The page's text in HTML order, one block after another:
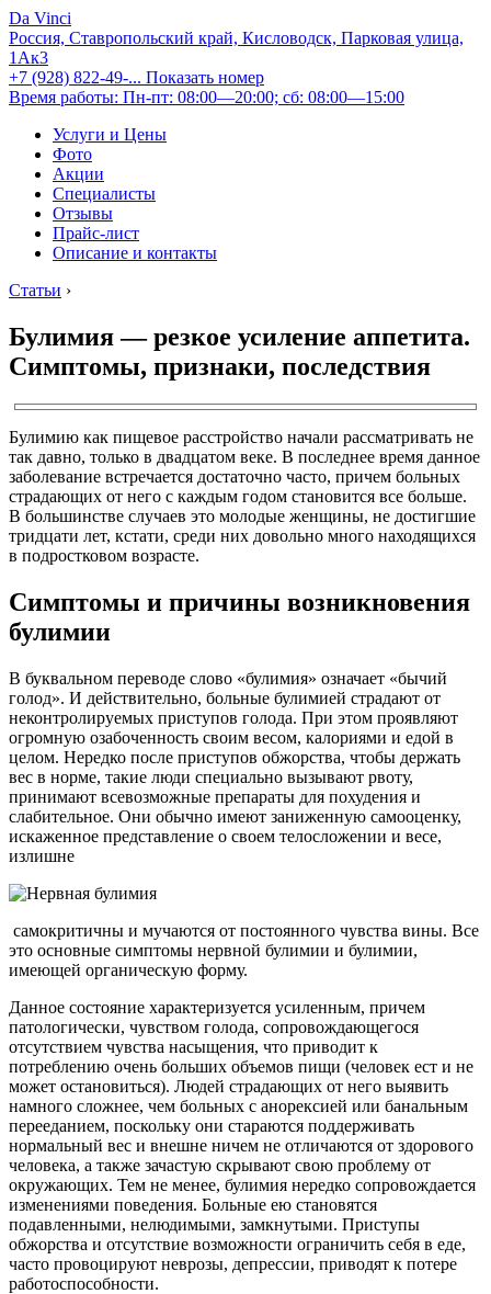
Da Vinci
Россия, Ставропольский край, Кисловодск, Парковая улица,
1Ак3
+7 (928) 822-49-... Показать номер
Время работы: Пн-пт: 08:00—20:00; сб: 08:00—15:00
Услуги и Цены
Фото
Акции
Специалисты
Отзывы
Прайс-лист
Описание и контакты
Статьи ›
Булимия — резкое усиление аппетита.
Симптомы, признаки, последствия
Булимию как пищевое расстройство начали рассматривать не
так давно, только в двадцатом веке. В последнее время данное
заболевание встречается достаточно часто, причем больных
страдающих от него с каждым годом становится все больше.
В большинстве случаев это молодые женщины, не достигшие
тридцати лет, кстати, среди них довольно много находящихся
в подростковом возрасте.
Симптомы и причины возникновения
булимии
В буквальном переводе слово «булимия» означает «бычий
голод». И действительно, больные булимией страдают от
неконтролируемых приступов голода. При этом проявляют
огромную озабоченность своим весом, калориями и едой в
целом. Нередко после приступов обжорства, чтобы держать
вес в норме, такие люди специально вызывают рвоту,
принимают всевозможные препараты для похудения и
слабительное. Они обычно имеют заниженную самооценку,
искаженное представление о своем телосложении и весе,
излишне
самокритичны и мучаются от постоянного чувства вины. Все
это основные симптомы нервной булимии и булимии,
имеющей органическую форму.
Данное состояние характеризуется усиленным, причем
патологически, чувством голода, сопровождающегося
отсутствием чувства насыщения, что приводит к
потреблению очень больших объемов пищи (человек ест и не
может остановиться). Людей страдающих от него выявить
намного сложнее, чем больных с анорексией или банальным
перееданием, поскольку они стараются поддерживать
нормальный вес и внешне ничем не отличаются от здорового
человека, а также зачастую скрывают свою проблему от
окружающих. Тем не менее, булимия нередко сопровождается
изменениями поведения. Больные ею становятся
подавленными, нелюдимыми, замкнутыми. Приступы
обжорства и отсутствие возможности ограничить себя в еде,
часто провоцируют неврозы, депрессии, приводят к потере
работоспособности.